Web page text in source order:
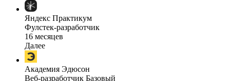
Яндекс Практикум
Фулстек-разработчик
16 месяцев
Далее
Академия Эдюсон
Веб-разработчик Базовый